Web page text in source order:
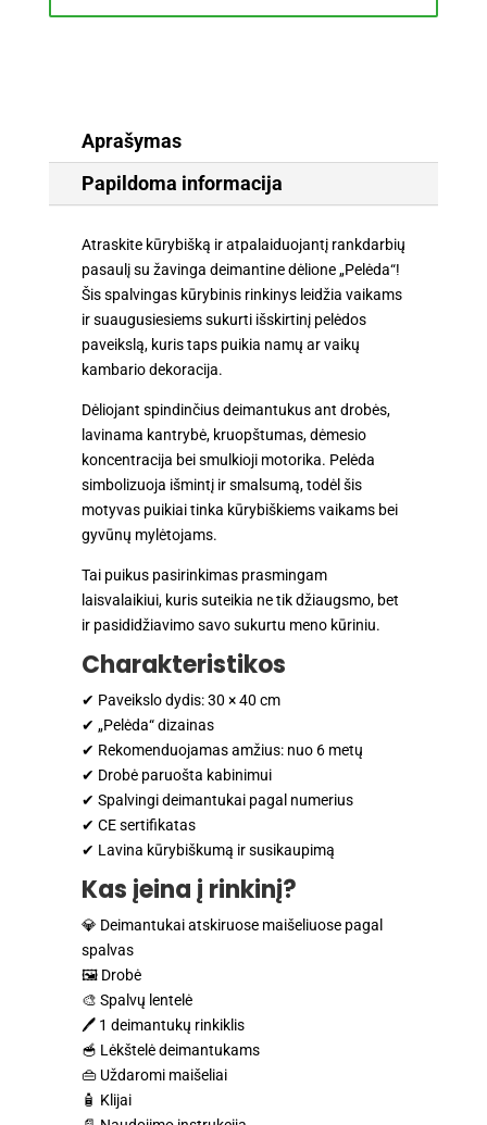
Aprašymas
Papildoma informacija
Atraskite kūrybišką ir atpalaiduojantį rankdarbių
pasaulį su žavinga deimantine dėlione „Pelėda“!
Šis spalvingas kūrybinis rinkinys leidžia vaikams
ir suaugusiesiems sukurti išskirtinį pelėdos
paveikslą, kuris taps puikia namų ar vaikų
kambario dekoracija.
Dėliojant spindinčius deimantukus ant drobės,
lavinama kantrybė, kruopštumas, dėmesio
koncentracija bei smulkioji motorika. Pelėda
simbolizuoja išmintį ir smalsumą, todėl šis
motyvas puikiai tinka kūrybiškiems vaikams bei
gyvūnų mylėtojams.
Tai puikus pasirinkimas prasmingam
laisvalaikiui, kuris suteikia ne tik džiaugsmo, bet
ir pasididžiavimo savo sukurtu meno kūriniu.
Charakteristikos
✔ Paveikslo dydis: 30 × 40 cm
✔ „Pelėda“ dizainas
✔ Rekomenduojamas amžius: nuo 6 metų
✔ Drobė paruošta kabinimui
✔ Spalvingi deimantukai pagal numerius
✔ CE sertifikatas
✔ Lavina kūrybiškumą ir susikaupimą
Kas įeina į rinkinį?
💎 Deimantukai atskiruose maišeliuose pagal
spalvas
🖼 Drobė
🎨 Spalvų lentelė
🖊 1 deimantukų rinkiklis
🥣 Lėkštelė deimantukams
👜 Uždaromi maišeliai
🧴 Klijai